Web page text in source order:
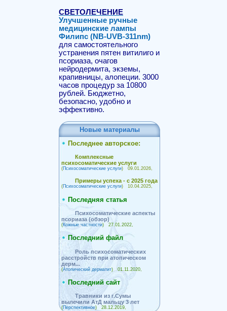
СВЕТОЛЕЧЕНИЕ
Улучшенные ручные
медицинские лампы
Филипс (NB-UVB-311nm)
для самостоятельного
устранения пятен витилиго и
псориаза, очагов
нейродермита, экземы,
крапивницы, алопеции. 3000
часов процедур за 10800
рублей. Бюджетно,
безопасно, удобно и
эффективно.
Новые материалы
Последнее авторское:
Комплексные
психосоматические услуги
(Психосоматические услуги) 09.01.2026,
Примеры успеха - с 2025 года
(Психосоматические услуги) 10.04.2025,
Последняя статья
Психосоматические аспекты
псориаза (обзор)
(Кожные частности) 27.01.2022,
Последний файл
Роль психосоматических
расстройств при атопическом
дерм...
(Атопический дерматит) 01.11.2020,
Последний сайт
Травники из г.Сумы
вылечили АтД мальцу 3 лет
(Перспективное) 28.12.2019,